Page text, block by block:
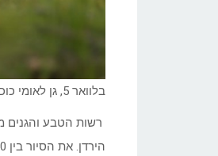
בלוואר 5, גן לאומי כוכב הירדן. צילום יובל מורן, רשות הטבע והגנים
רשות הטבע והגנים